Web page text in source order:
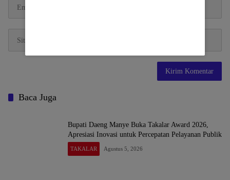
Baca Juga
Bupati Daeng Manye Buka Takalar Award 2026,
Apresiasi Inovasi untuk Percepatan Pelayanan Publik
TAKALAR Agustus 5, 2026